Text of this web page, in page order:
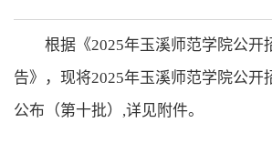
根据《2025年玉溪师范学院公开
告》，现将2025年玉溪师范学院公开
公布（第十批） ,详见附件。